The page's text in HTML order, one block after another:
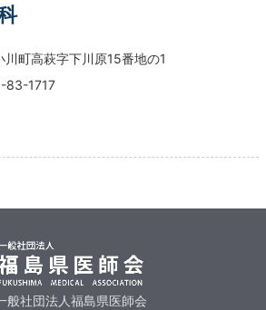
川町高萩字下川原15番地の1
83-1717
般社団法人福島県医師会